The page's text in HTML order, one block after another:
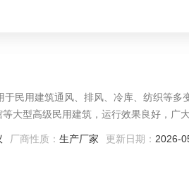
于民用建筑通风、排风、冷库、纺织等多
大型高级民用建筑，运行效果良好，广
厂商性质： 生产厂家 更新日期： 2026-